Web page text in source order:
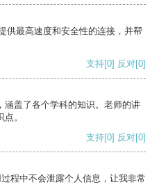
供最高速度和安全性的连接，并帮
支持[0] 反对[0]
涵盖了各个学科的知识。老师的讲
。
支持[0] 反对[0]
程中不会泄露个人信息，让我非常